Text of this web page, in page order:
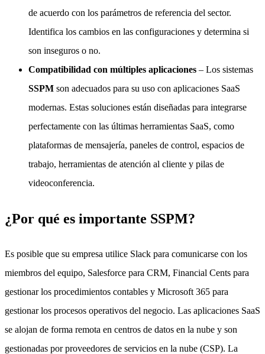
de acuerdo con los parámetros de referencia del sector.
Identifica los cambios en las configuraciones y determina si
son inseguros o no.
Compatibilidad con múltiples aplicaciones – Los sistemas
SSPM son adecuados para su uso con aplicaciones SaaS
modernas. Estas soluciones están diseñadas para integrarse
perfectamente con las últimas herramientas SaaS, como
plataformas de mensajería, paneles de control, espacios de
trabajo, herramientas de atención al cliente y pilas de
videoconferencia.
¿Por qué es importante SSPM?
Es posible que su empresa utilice Slack para comunicarse con los
miembros del equipo, Salesforce para CRM, Financial Cents para
gestionar los procedimientos contables y Microsoft 365 para
gestionar los procesos operativos del negocio. Las aplicaciones SaaS
se alojan de forma remota en centros de datos en la nube y son
gestionadas por proveedores de servicios en la nube (CSP). La